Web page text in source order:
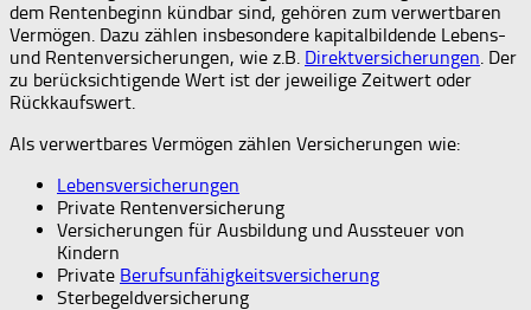
dem Rentenbeginn kündbar sind, gehören zum verwertbaren
Vermögen. Dazu zählen insbesondere kapitalbildende Lebens-
und Rentenversicherungen, wie z.B. Direktversicherungen. Der
zu berücksichtigende Wert ist der jeweilige Zeitwert oder
Rückkaufswert.
Als verwertbares Vermögen zählen Versicherungen wie:
Lebensversicherungen
Private Rentenversicherung
Versicherungen für Ausbildung und Aussteuer von
Kindern
Private Berufsunfähigkeitsversicherung
Sterbegeldversicherung